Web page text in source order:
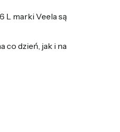
L marki Veela są
co dzień, jak i na